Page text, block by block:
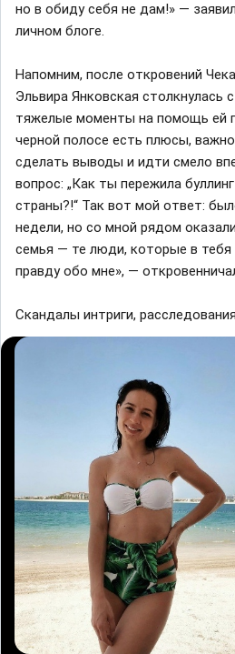
но в обиду себя не дам!» —
личном блоге.
Напомним, после откровений
Эльвира Янковская столкнулась
тяжелые моменты на помощь ей
черной полосе есть плюсы,
сделать выводы и идти смело
вопрос: „Как ты пережила
страны?!“ Так вот мой ответ:
недели, но со мной рядом
семья — те люди, которые в
правду обо мне», —
Cкандалы интриги, расследования